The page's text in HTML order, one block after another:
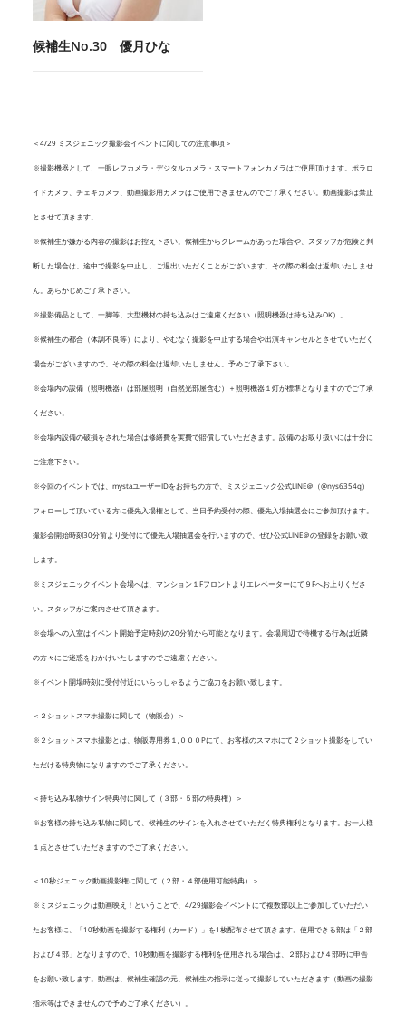
候補生No.30 優月ひな
＜4/29 ミスジェニック撮影会イベントに関しての注意事項＞
※撮影機器として、一眼レフカメラ・デジタルカメラ・スマートフォンカメラはご使用頂けます。ポラロ
イドカメラ、チェキカメラ、動画撮影用カメラはご使用できませんのでご了承ください。動画撮影は禁止
とさせて頂きます。
※候補生が嫌がる内容の撮影はお控え下さい。候補生からクレームがあった場合や、スタッフが危険と判
断した場合は、途中で撮影を中止し、ご退出いただくことがございます。その際の料金は返却いたしませ
ん。あらかじめご了承下さい。
※撮影備品として、一脚等、大型機材の持ち込みはご遠慮ください（照明機器は持ち込みOK）。
※候補生の都合（体調不良等）により、やむなく撮影を中止する場合や出演キャンセルとさせていただく
場合がございますので、その際の料金は返却いたしません。予めご了承下さい。
※会場内の設備（照明機器）は部屋照明（自然光部屋含む）＋照明機器１灯が標準となりますのでご了承
ください。
※会場内設備の破損をされた場合は修繕費を実費で賠償していただきます。設備のお取り扱いには十分に
ご注意下さい。
※今回のイベントでは、mystaユーザーIDをお持ちの方で、ミスジェニック公式LINE＠（@nys6354q）
フォローして頂いている方に優先入場権として、当日予約受付の際、優先入場抽選会にご参加頂けます。
撮影会開始時刻30分前より受付にて優先入場抽選会を行いますので、ぜひ公式LINE＠の登録をお願い致
します。
※ミスジェニックイベント会場へは、マンション１Fフロントよりエレベーターにて９Fへお上りくださ
い。スタッフがご案内させて頂きます。
※会場への入室はイベント開始予定時刻の20分前から可能となります。会場周辺で待機する行為は近隣
の方々にご迷惑をおかけいたしますのでご遠慮ください。
※イベント開場時刻に受付付近にいらっしゃるようご協力をお願い致します。
＜２ショットスマホ撮影に関して（物販会）＞
※２ショットスマホ撮影とは、物販専用券１,０００Pにて、お客様のスマホにて２ショット撮影をしてい
ただける特典物になりますのでご了承ください。
＜持ち込み私物サイン特典付に関して（３部・５部の特典権）＞
※お客様の持ち込み私物に関して、候補生のサインを入れさせていただく特典権利となります。お一人様
１点とさせていただきますのでご了承ください。
＜10秒ジェニック動画撮影権に関して（２部・４部使用可能特典）＞
※ミスジェニックは動画映え！ということで、4/29撮影会イベントにて複数部以上ご参加していただい
たお客様に、「10秒動画を撮影する権利（カード）」を1枚配布させて頂きます。使用できる部は「２部
および４部」となりますので、10秒動画を撮影する権利を使用される場合は、２部および４部時に申告
をお願い致します。動画は、候補生確認の元、候補生の指示に従って撮影していただきます（動画の撮影
指示等はできませんので予めご了承ください）。